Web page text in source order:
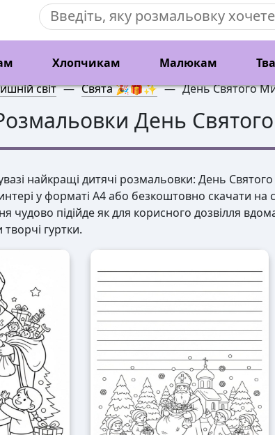
Хлопчикам Малюкам
світ — Свята 🎉🎁✨ — День Святого
День
найкращі дитячі розмальовки: День
у форматі А4 або безкоштовно скачати
чудово підійде як для корисного дозвілля
гуртки.